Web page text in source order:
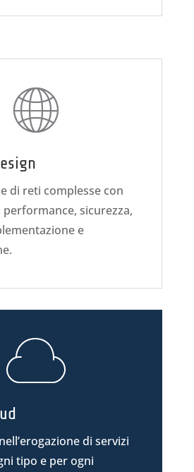
di reti complesse con
sicurezza,
e
di servizi
tipo e per ogni